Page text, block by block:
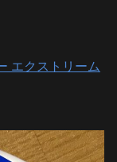
エクストリーム